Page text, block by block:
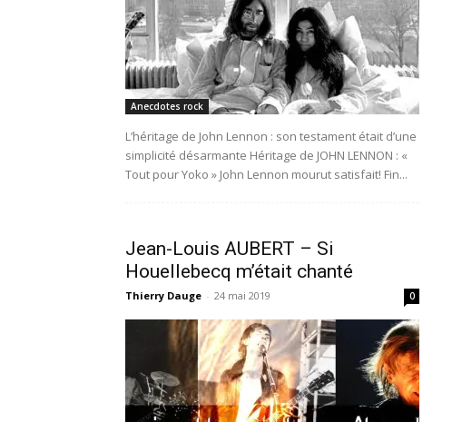
Anecdotes rock
L’héritage de John Lennon : son testament était d’une
simplicité désarmante Héritage de JOHN LENNON : «
Tout pour Yoko » John Lennon mourut satisfait! Fin...
Jean-Louis AUBERT – Si
Houellebecq m’était chanté
Thierry Dauge - 24 mai 2019 0